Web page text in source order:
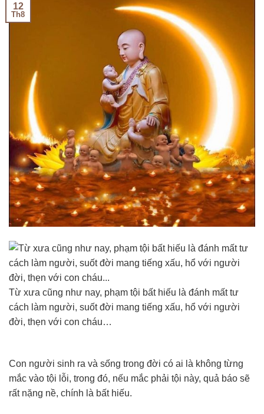
12
Th8
Từ xưa cũng như nay, phạm tội bất hiếu là đánh mất tư
cách làm người, suốt đời mang tiếng xấu, hổ với người
đời, thẹn với con cháu…
Con người sinh ra và sống trong đời có ai là không từng
mắc vào tội lỗi, trong đó, nếu mắc phải tội này, quả báo sẽ
rất nặng nề, chính là bất hiếu.